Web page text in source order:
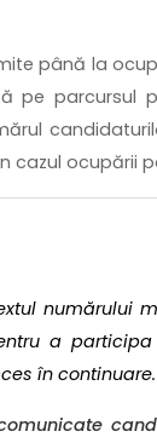
până la
pe parcursul
cazul ocupării
numărului
a
în continuare.